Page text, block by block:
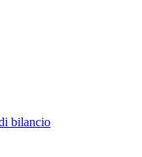
bilancio